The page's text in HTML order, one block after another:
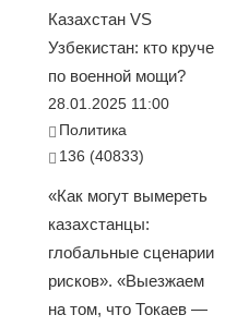
Казахстан VS
Узбекистан: кто круче
по военной мощи?
28.01.2025 11:00
Политика
136 (40833)
«Как могут вымереть
казахстанцы:
глобальные сценарии
рисков». «Выезжаем
на том, что Токаев —